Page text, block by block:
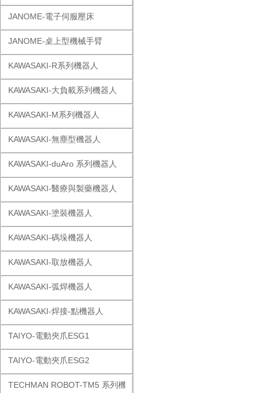
JANOME-電子伺服壓床
JANOME-桌上型機械手臂
KAWASAKI-R系列機器人
KAWASAKI-大負載系列機器人
KAWASAKI-M系列機器人
KAWASAKI-無塵型機器人
KAWASAKI-duAro 系列機器人
KAWASAKI-醫療與製藥機器人
KAWASAKI-塗裝機器人
KAWASAKI-碼垛機器人
KAWASAKI-取放機器人
KAWASAKI-弧焊機器人
KAWASAKI-焊接-點機器人
TAIYO-電動夾爪ESG1
TAIYO-電動夾爪ESG2
TECHMAN ROBOT-TM5 系列機器人